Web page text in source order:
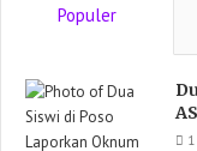
Populer